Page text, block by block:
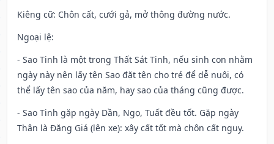
Kiêng cữ: Chôn cất, cưới gả, mở thông đường nước.
Ngoại lệ:
- Sao Tinh là một trong Thất Sát Tinh, nếu sinh con nhằm
ngày này nên lấy tên Sao đặt tên cho trẻ để dễ nuôi, có
thể lấy tên sao của năm, hay sao của tháng cũng được.
- Sao Tinh gặp ngày Dần, Ngọ, Tuất đều tốt. Gặp ngày
Thân là Đăng Giá (lên xe): xây cất tốt mà chôn cất nguy.